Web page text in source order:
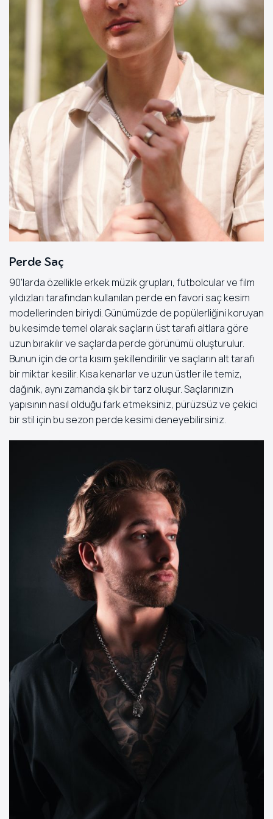
Perde Saç
90’larda özellikle erkek müzik grupları, futbolcular ve film
yıldızları tarafından kullanılan perde en favori saç kesim
modellerinden biriydi. Günümüzde de popülerliğini koruyan
bu kesimde temel olarak saçların üst tarafı altlara göre
uzun bırakılır ve saçlarda perde görünümü oluşturulur.
Bunun için de orta kısım şekillendirilir ve saçların alt tarafı
bir miktar kesilir. Kısa kenarlar ve uzun üstler ile temiz,
dağınık, aynı zamanda şık bir tarz oluşur. Saçlarınızın
yapısının nasıl olduğu fark etmeksiniz, pürüzsüz ve çekici
bir stil için bu sezon perde kesimi deneyebilirsiniz.